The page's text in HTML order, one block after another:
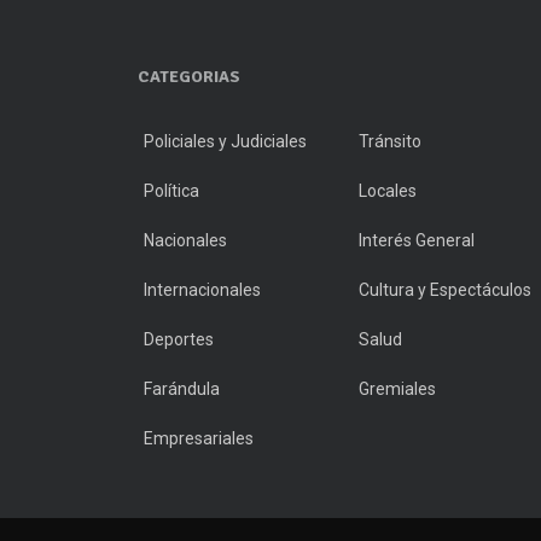
CATEGORIAS
Policiales y Judiciales Tránsito
Política Locales
Nacionales Interés General
Internacionales Cultura y Espectáculos
Deportes Salud
Farándula Gremiales
Empresariales